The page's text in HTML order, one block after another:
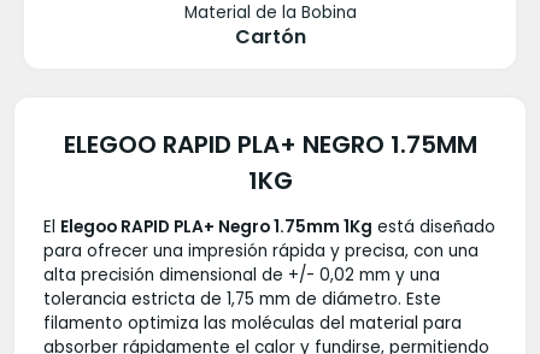
Material de la Bobina
Cartón
ELEGOO RAPID PLA+ NEGRO 1.75MM
1KG
El Elegoo RAPID PLA+ Negro 1.75mm 1Kg está diseñado
para ofrecer una impresión rápida y precisa, con una
alta precisión dimensional de +/- 0,02 mm y una
tolerancia estricta de 1,75 mm de diámetro. Este
filamento optimiza las moléculas del material para
absorber rápidamente el calor y fundirse, permitiendo